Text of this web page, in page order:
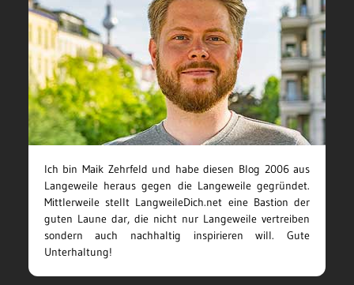
Ich bin Maik Zehrfeld und habe diesen Blog 2006 aus
Langeweile heraus gegen die Langeweile gegründet.
Mittlerweile stellt LangweileDich.net eine Bastion der
guten Laune dar, die nicht nur Langeweile vertreiben
sondern auch nachhaltig inspirieren will. Gute
Unterhaltung!